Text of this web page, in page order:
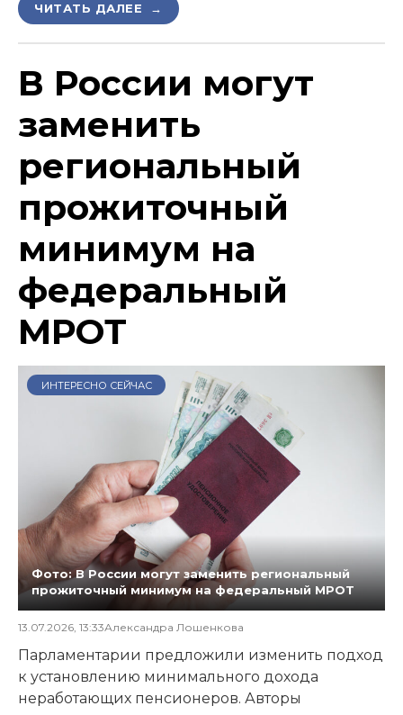
ЧИТАТЬ ДАЛЕЕ →
В России могут
заменить
региональный
прожиточный
минимум на
федеральный
МРОТ
ИНТЕРЕСНО СЕЙЧАС
Фото: В России могут заменить региональный
прожиточный минимум на федеральный МРОТ
13.07.2026, 13:33Александра Лошенкова
Парламентарии предложили изменить подход
к установлению минимального дохода
неработающих пенсионеров. Авторы